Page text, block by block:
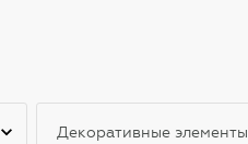
Декоративные элементы